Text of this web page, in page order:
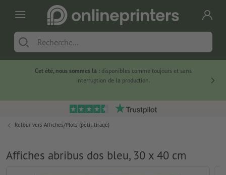
Cet été, nous sommes là :disponibles comme toujours et sans
interruption de la production.
Retour vers Affiches/Plots (petit tirage)
Affiches abribus dos bleu, 30 x 40 cm